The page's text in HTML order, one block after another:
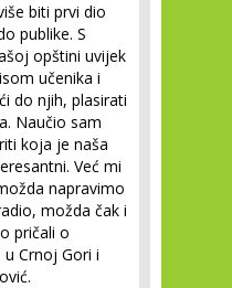
biti prvi dio
publike. S
opštini uvijek
učenika i
do njih, plasirati
Naučio sam
koja je naša
Već mi
napravimo
možda čak i
pričali o
Crnoj Gori i